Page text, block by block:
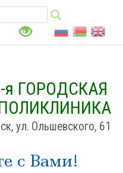
-я ГОРОДСКАЯ
ул. Ольшевского, 61
с Вами!